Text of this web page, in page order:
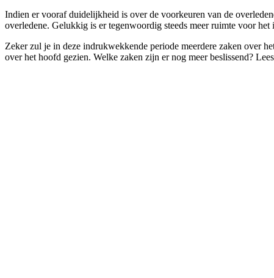
Indien er vooraf duidelijkheid is over de voorkeuren van de
overledene. Gelukkig is er tegenwoordig steeds meer ruimte voor
Zeker zul je in deze indrukwekkende periode meerdere zaken over
over het hoofd gezien. Welke zaken zijn er nog meer beslissend?